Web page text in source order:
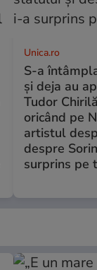
Unica.ro
S-a
și deja au
Tudor
oricând pe
artistul
despre
surprins pe